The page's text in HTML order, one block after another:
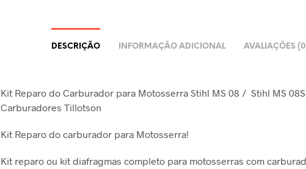
DESCRIÇÃO INFORMAÇÃO ADICIONAL AVALIAÇÕES
Kit Reparo do Carburador para Motosserra Stihl MS 08 / Stihl MS 08S
Carburadores Tillotson
Kit Reparo do carburador para Motosserra!
Kit reparo ou kit diafragmas completo para motosserras com